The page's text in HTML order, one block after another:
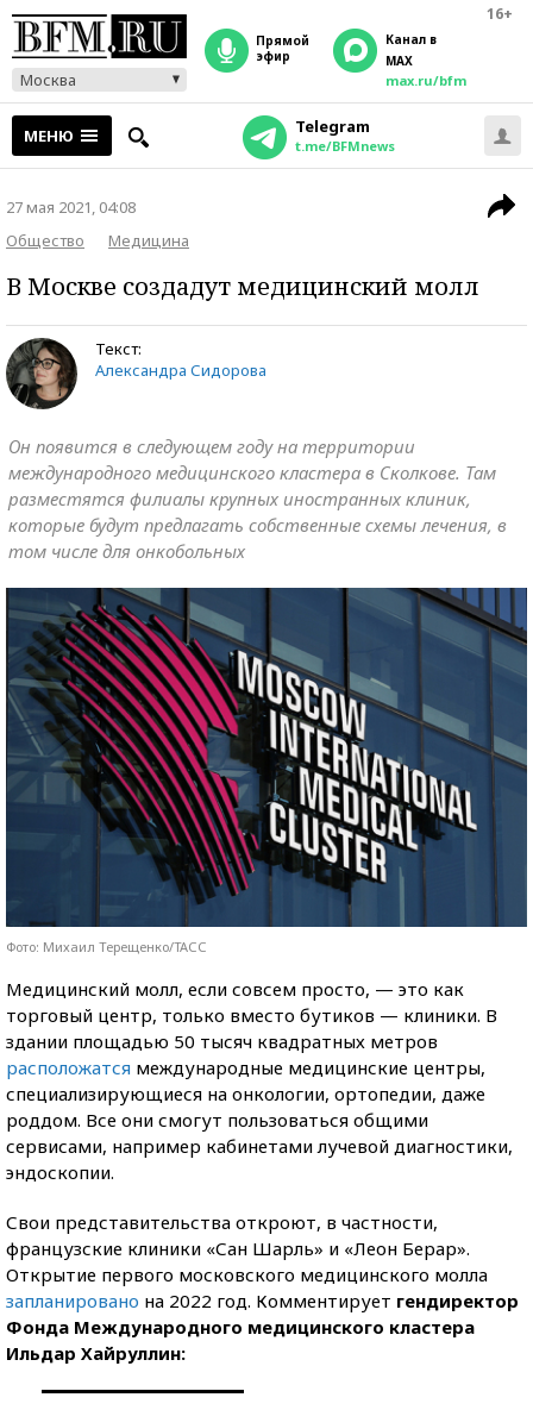
16+
Москва
прямой
эфир
Канал в
MAX
max.ru/bfm
МЕНЮ Telegram
t.me/BFMnews
27 мая 2021, 04:08
Общество
Медицина
В Москве создадут медицинский молл
Текст:
Александра Сидорова
Он появится в следующем году на территории
международного медицинского кластера в Сколкове. Там
разместятся филиалы крупных иностранных клиник,
которые будут предлагать собственные схемы лечения, в
том числе для онкобольных
Фото: Михаил Терещенко/ТАСС
Медицинский молл, если совсем просто, — это как
торговый центр, только вместо бутиков — клиники. В
здании площадью 50 тысяч квадратных метров
расположатся международные медицинские центры,
специализирующиеся на онкологии, ортопедии, даже
роддом. Все они смогут пользоваться общими
сервисами, например кабинетами лучевой диагностики,
эндоскопии.
Свои представительства откроют, в частности,
французские клиники «Сан Шарль» и «Леон Берар».
Открытие первого московского медицинского молла
запланировано на 2022 год. Комментирует гендиректор
Фонда Международного медицинского кластера
Ильдар Хайруллин: